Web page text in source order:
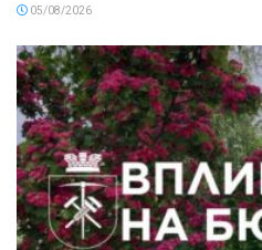
05/08/2026